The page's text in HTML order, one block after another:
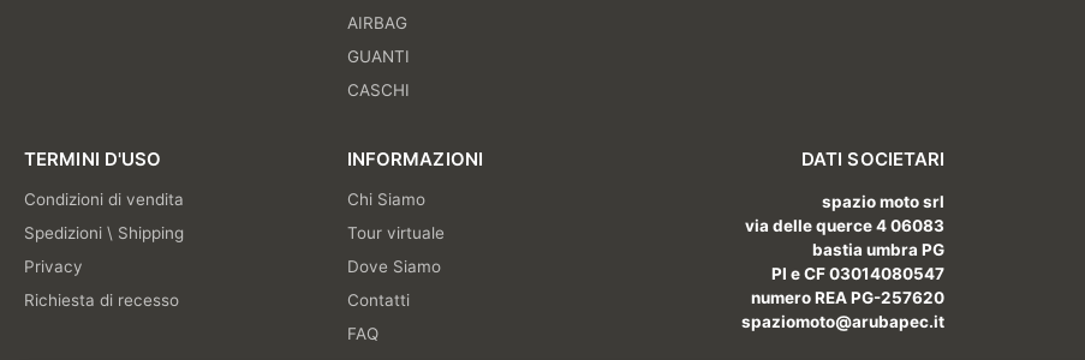
AIRBAG
GUANTI
CASCHI
TERMINI D'USO
Condizioni di vendita
Spedizioni \ Shipping
Privacy
Richiesta di recesso
INFORMAZIONI
Chi Siamo
Tour virtuale
Dove Siamo
Contatti
FAQ
DATI SOCIETARI
spazio moto srl
via delle querce 4 06083
bastia umbra PG
PI e CF 03014080547
numero REA PG-257620
spaziomoto@arubapec.it